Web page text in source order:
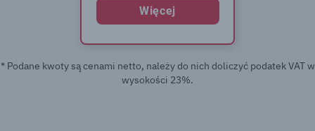
Więcej
* Podane kwoty są cenami netto, należy do nich doliczyć podatek VAT w
wysokości 23%.